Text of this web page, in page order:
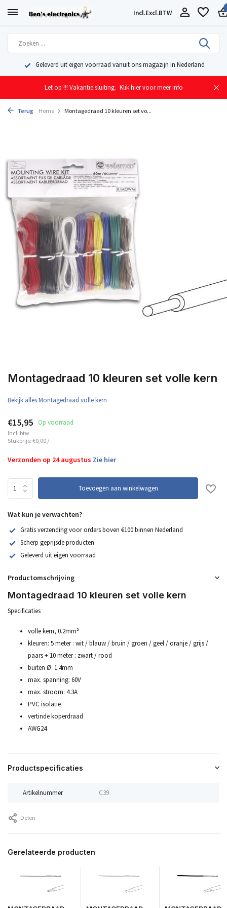
Incl.Excl.BTW
Geleverd uit eigen voorraad vanuit ons magazijn in Nederland
Let op !!! Vakantie sluiting. Klik hier voor meer info
Terug Home Montagedraad 10 kleuren set vo...
Montagedraad 10 kleuren set volle kern
Bekijk alles Montagedraad volle kern
€15,95 Op voorraad
Incl. btw
Stukprijs: €0,00 /
Verzonden op 24 augustus Zie hier
Toevoegen aan winkelwagen
Wat kun je verwachten?
Gratis verzending voor orders boven €100 binnen Nederland
Scherp geprijsde producten
Geleverd uit eigen voorraad
Productomschrijving
Montagedraad 10 kleuren set volle kern
Specificaties
volle kern, 0.2mm²
kleuren: 5 meter : wit / blauw / bruin / groen / geel / oranje / grijs /
paars + 10 meter : zwart / rood
buiten Ø: 1.4mm
max. spanning: 60V
max. stroom: 4.3A
PVC isolatie
vertinde koperdraad
AWG24
Productspecificaties
Artikelnummer C39
Delen
Gerelateerde producten